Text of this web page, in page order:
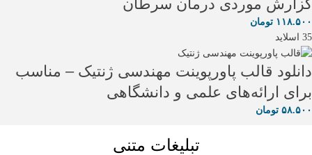
گزارش موردی درمان سرطان
۱۱۸.۵۰۰ تومان
35 اسلاید
دانلود قالب پاورپوینت مهندسی ژنتیک – مناسب
برای ارائه‌های علمی و دانشگاهی
۵۸.۵۰۰ تومان
تبلیغات متنی